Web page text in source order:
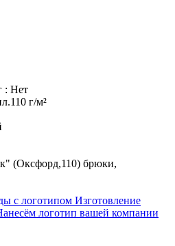
: Нет
г/м²
(Оксфорд,110) брюки,
Изготовление
логотип вашей компании